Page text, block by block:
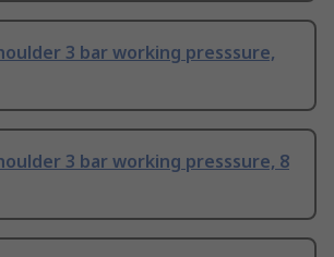
3 bar working presssure,
3 bar working presssure, 8